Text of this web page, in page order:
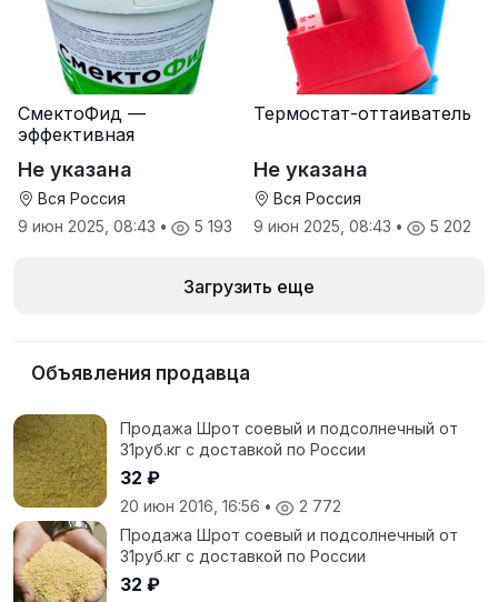
СмектоФид —
эффективная
антидиарейная
кормовая добавка для
телят
Не указана
Вся Россия
9 июн 2025, 08:43 • 5 193
Термостат-оттаиватель
Не указана
Вся Россия
9 июн 2025, 08:43 • 5 202
Загрузить еще
Объявления продавца
Продажа Шрот соевый и подсолнечный от
31руб.кг с доставкой по России
32 ₽
20 июн 2016, 16:56 •
2 772
Продажа Шрот соевый и подсолнечный от
31руб.кг с доставкой по России
32 ₽